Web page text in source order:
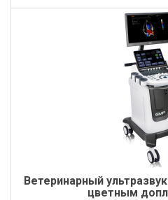
Ветеринарный
цветным